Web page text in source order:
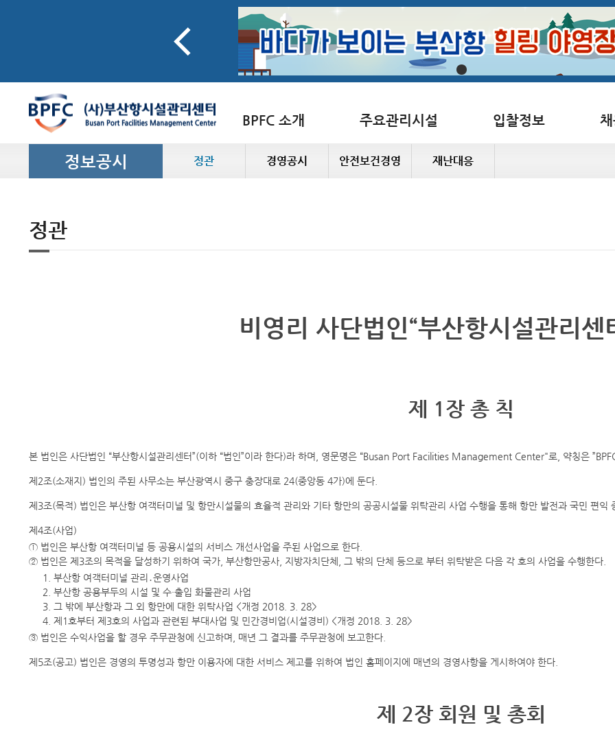
BPFC 소개 주요관리시설 입찰정보
정보공시 정관 경영공시 안전보건경영 재난대응
정관
비영리 사단법인“부산항시설관리센
제 1장 총 칙
본 법인은 사단법인 “부산항시설관리센터”(이하 “법인”이라 한다)라 하며, 영문명은 “Busan Port Facilities Management Center"로, 약칭은
제2조(소재지) 법인의 주된 사무소는 부산광역시 중구 충장대로 24(중앙동 4가)에 둔다.
제3조(목적) 법인은 부산항 여객터미널 및 항만시설물의 효율적 관리와 기타 항만의 공공시설물 위탁관리 사업 수행을 통해 항만 발전과 국민 편
제4조(사업)
① 법인은 부산항 여객터미널 등 공용시설의 서비스 개선사업을 주된 사업으로 한다.
② 법인은 제3조의 목적을 달성하기 위하여 국가, 부산항만공사, 지방자치단체, 그 밖의 단체 등으로 부터 위탁받은 다음 각 호의 사업을 수행한다.
1. 부산항 여객터미널 관리․운영사업
2. 부산항 공용부두의 시설 및 수·출입 화물관리 사업
3. 그 밖에 부산항과 그 외 항만에 대한 위탁사업 <개정 2018. 3. 28>
4. 제1호부터 제3호의 사업과 관련된 부대사업 및 민간경비업(시설경비) <개정 2018. 3. 28>
③ 법인은 수익사업을 할 경우 주무관청에 신고하며, 매년 그 결과를 주무관청에 보고한다.
제5조(공고) 법인은 경영의 투명성과 항만 이용자에 대한 서비스 제고를 위하여 법인 홈페이지에 매년의 경영사항을 게시하여야 한다.
제 2장 회원 및 총회